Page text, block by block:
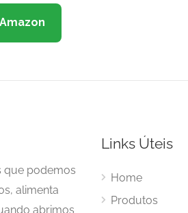
que podemos
alimenta
abrimos
Links Úteis
Home
Produtos